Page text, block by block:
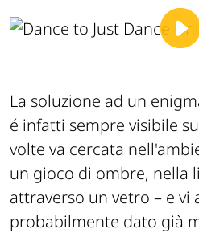
La soluzione ad un
é infatti sempre visibile
volte va cercata
un gioco di ombre, nella
attraverso un vetro – e vi
probabilmente dato già